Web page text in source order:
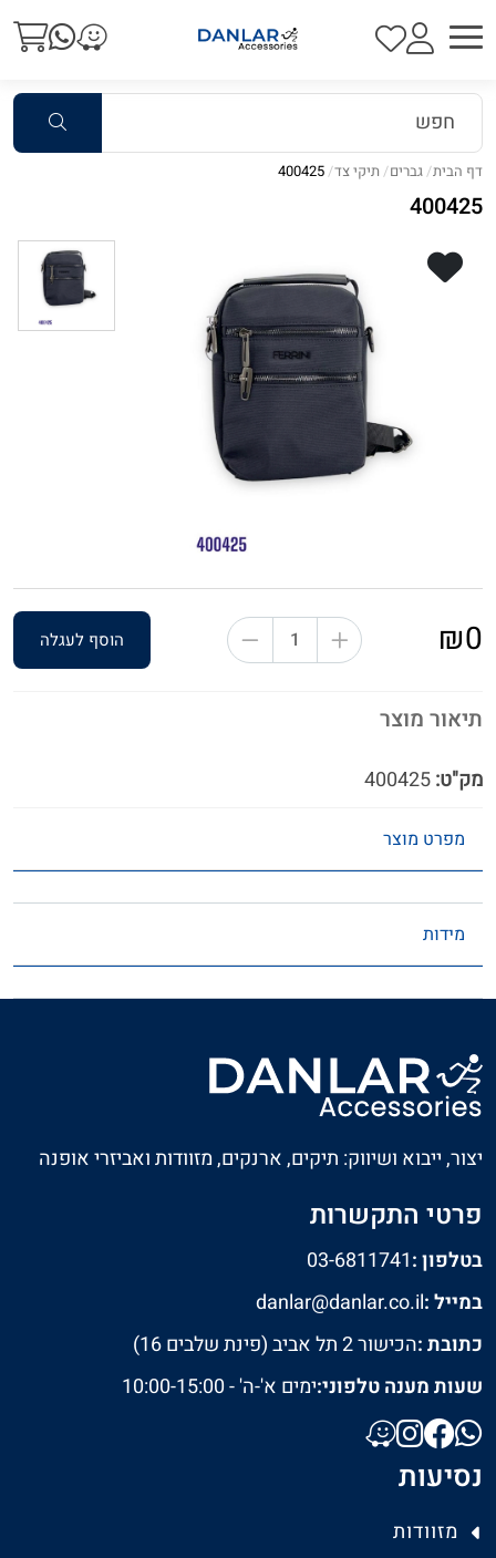
דף הבית גברים תיקי צד 400425
400425
תיאור מוצר
מק"ט:
₪0 הוסף לעגלה
מפרט מוצר
מידות
יצור, ייבוא ושיווק: תיקים, ארנקים, מזוודות ואביזרי אופנה
פרטי התקשרות
בטלפון :03-6811741
במייל :danlar@danlar.co.il
כתובת :הכישור 2 תל אביב (פינת שלבים 16)
שעות מענה טלפוני:ימים א'-ה' - 10:00-15:00
נסיעות
מזוודות